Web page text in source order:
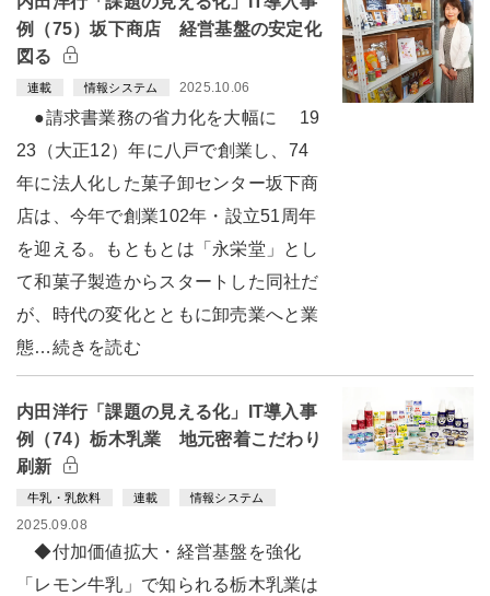
例（75）坂下商店 経営基盤の安定化
図る
連載 情報システム 2025.10.06
●請求書業務の省力化を大幅に 19
23（大正12）年に八戸で創業し、74
年に法人化した菓子卸センター坂下商
店は、今年で創業102年・設立51周年
を迎える。もともとは「永栄堂」とし
て和菓子製造からスタートした同社だ
が、時代の変化とともに卸売業へと業
態…続きを読む
内田洋行「課題の見える化」IT導入事
例（74）栃木乳業 地元密着こだわり
刷新
牛乳・乳飲料 連載 情報システム
2025.09.08
◆付加価値拡大・経営基盤を強化
「レモン牛乳」で知られる栃木乳業は